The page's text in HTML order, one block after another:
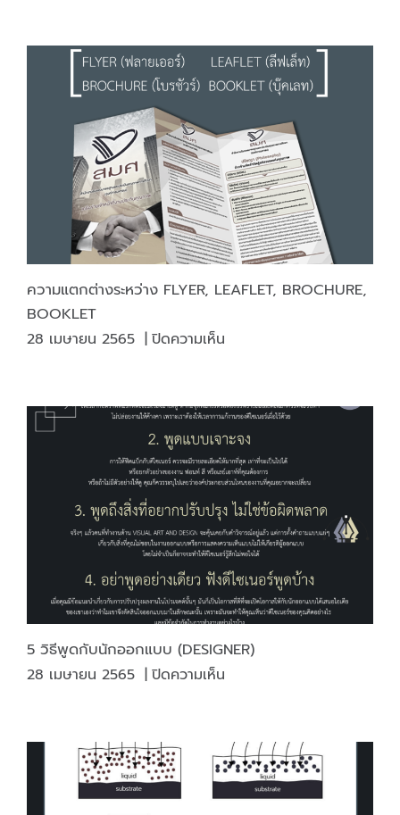
สามารถ
เอา
พลาสติก
รีไซเคิล
ได้
มาก
ขึ้น
เรา
ก็
จะ
ลด
การ
พลาสติก
ได้
ความแตกต่างระหว่าง FLYER, LEAFLET, BROCHURE,
BOOKLET
28 เมษายน 2565 | ปิดความเห็นบน
ต่าง
ระหว่าง
FLYER,
LEAFLET,
BROCHURE,
BOOKLET
5 วิธีพูดกับนักออกแบบ (DESIGNER)
28 เมษายน 2565 | ปิดความเห็นบน
พูด
กับ
นัก
ออกแบบ